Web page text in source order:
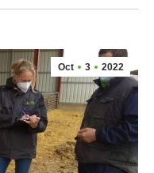
Oct 3 2022